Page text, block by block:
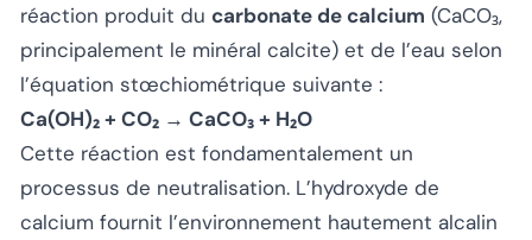
réaction produit du carbonate de calcium (CaCO₃,
principalement le minéral calcite) et de l’eau selon
l’équation stœchiométrique suivante :
Ca(OH)₂ + CO₂ → CaCO₃ + H₂O
Cette réaction est fondamentalement un
processus de neutralisation. L’hydroxyde de
calcium fournit l’environnement hautement alcalin